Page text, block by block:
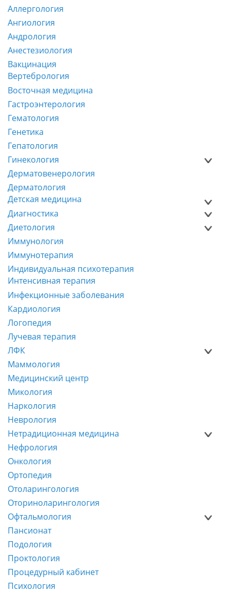
Аллергология
Ангиология
Андрология
Анестезиология
Вакцинация
Вертебрология
Восточная медицина
Гастроэнтерология
Гематология
Генетика
Гепатология
Гинекология
Дерматовенерология
Дерматология
Детская медицина
Диагностика
Диетология
Иммунология
Иммунотерапия
Индивидуальная психотерапия
Интенсивная терапия
Инфекционные заболевания
Кардиология
Логопедия
Лучевая терапия
ЛФК
Маммология
Медицинский центр
Микология
Наркология
Неврология
Нетрадиционная медицина
Нефрология
Онкология
Ортопедия
Отоларингология
Оториноларингология
Офтальмология
Пансионат
Подология
Проктология
Процедурный кабинет
Психология